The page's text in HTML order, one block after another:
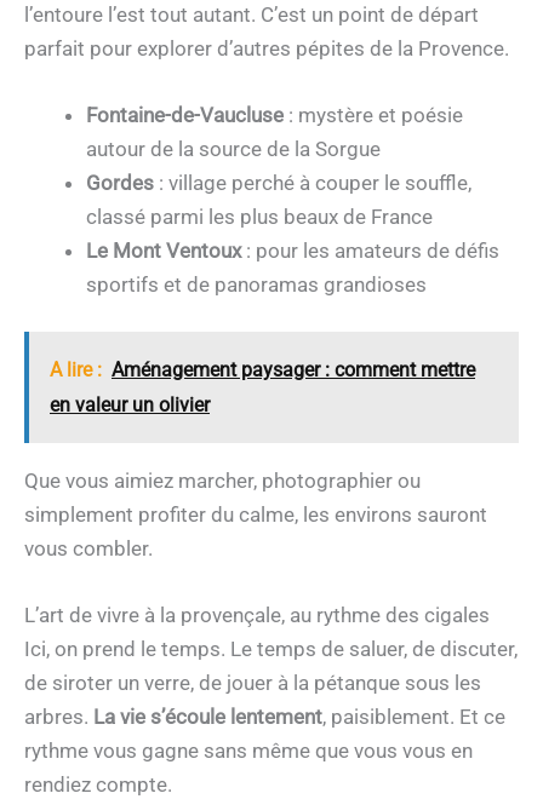
l’entoure l’est tout autant. C’est un point de départ
parfait pour explorer d’autres pépites de la Provence.
Fontaine-de-Vaucluse : mystère et poésie
autour de la source de la Sorgue
Gordes : village perché à couper le souffle,
classé parmi les plus beaux de France
Le Mont Ventoux: pour les amateurs de défis
sportifs et de panoramas grandioses
A lire : Aménagement paysager : comment mettre
en valeur un olivier
Que vous aimiez marcher, photographier ou
simplement profiter du calme, les environs sauront
vous combler.
L’art de vivre à la provençale, au rythme des cigales
Ici, on prend le temps. Le temps de saluer, de discuter,
de siroter un verre, de jouer à la pétanque sous les
arbres. La vie s’écoule lentement, paisiblement. Et ce
rythme vous gagne sans même que vous vous en
rendiez compte.